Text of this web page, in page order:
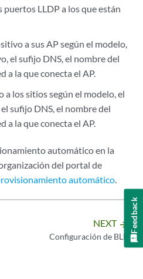
puertos LLDP a los que están
a sus AP según el modelo,
el sufijo DNS, el nombre del
a la que conecta el AP.
a los sitios según el modelo, el
sufijo DNS, el nombre del
a la que conecta el AP.
automático en la
del portal de
automático.
NEXT arrow_forward
Configuración de BLE
Feedback